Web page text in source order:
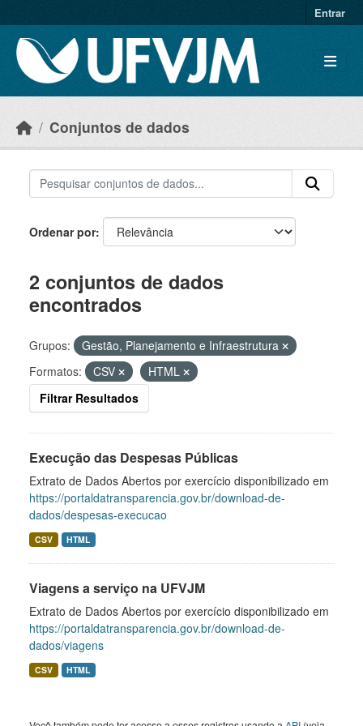
Entrar
Conjuntos de dados
Ordenar por
2 conjuntos de dados
encontrados
Grupos:
Gestão, Planejamento e Infraestrutura
Formatos:
CSV
HTML
Filtrar Resultados
Execução das Despesas Públicas
Extrato de Dados Abertos por exercício disponibilizado em
https://portaldatransparencia.gov.br/download-de-
dados/despesas-execucao
CSV HTML
Viagens a serviço na UFVJM
Extrato de Dados Abertos por exercício disponibilizado em
https://portaldatransparencia.gov.br/download-de-
dados/viagens
CSV HTML